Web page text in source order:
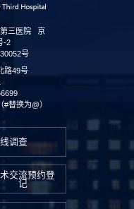
三医院 京
-2
号
路49号
替换为@）
调查
交流预约登
记